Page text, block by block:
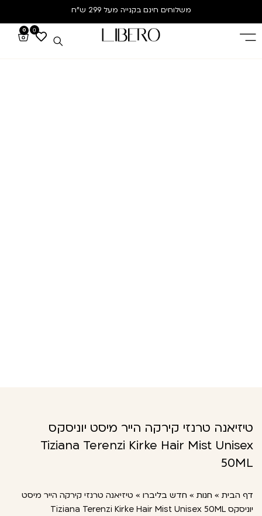
משלוחים חינם בקנייה מעל 299 ש”ח
0
0
טיזיאנה טרנזי קירקה הייר מיסט יוניסקס
Tiziana Terenzi Kirke Hair Mist Unisex
50ML
דף הבית » חנות » חדש בליברו » טיזיאנה טרנזי קירקה הייר מיסט
יוניסקס Tiziana Terenzi Kirke Hair Mist Unisex 50ML